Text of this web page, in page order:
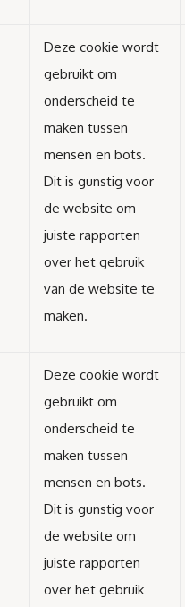
Deze cookie wordt
gebruikt om
onderscheid te
maken tussen
mensen en bots.
Dit is gunstig voor
de website om
juiste rapporten
over het gebruik
van de website te
maken.
Deze cookie wordt
gebruikt om
onderscheid te
maken tussen
mensen en bots.
Dit is gunstig voor
de website om
juiste rapporten
over het gebruik